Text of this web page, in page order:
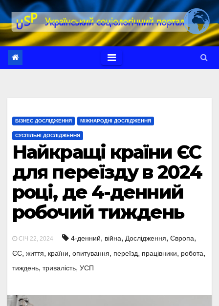
Перейти
до
вмісту
БІЗНЕС ДОСЛІДЖЕННЯ МІЖНАРОДНІ ДОСЛІДЖЕННЯ
СУСПІЛЬНІ ДОСЛІДЖЕННЯ
Найкращі країни ЄС
для переїзду в 2024
році, де 4-денний
робочий тиждень
СІЧ 22, 2024 4-денний, війна, Дослідження, Європа,
ЄС, життя, країни, опитування, переїзд, працівники, робота,
тиждень, тривалість, УСП